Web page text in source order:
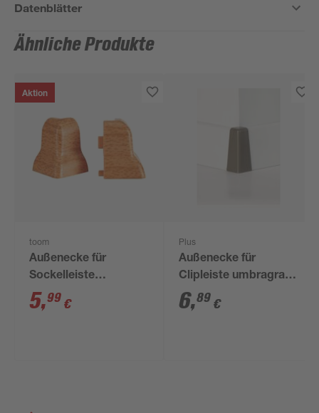
Datenblätter
Ähnliche Produkte
Aktion
toom
Außenecke für
Sockelleiste
geschwungen
Montana Eiche, 2
5,99 €
Plus
Außenecke für
Clipleiste umbragrau,
2 Stück
6,89 €